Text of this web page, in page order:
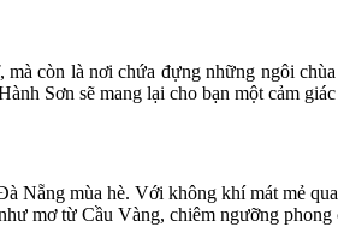
còn là nơi chứa đựng những ngôi
Sơn sẽ mang lại cho bạn một cảm
Nẵng mùa hè. Với không khí mát mẻ
mơ từ Cầu Vàng, chiêm ngưỡng phong